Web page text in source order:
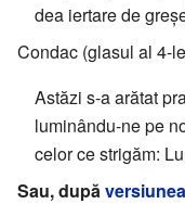
dea iertare de
Condac (glasul al 4-
Astăzi s-a arătat
luminându-ne pe
celor ce strigăm:
Sau, după